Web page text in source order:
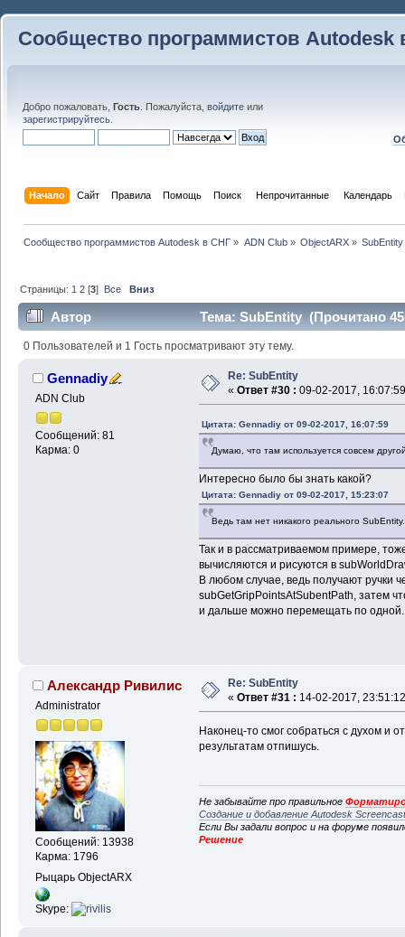
Сообщество программистов Autodesk
Добро пожаловать, Гость . Пожалуйста, войдите или
зарегистрируйтесь
Начало Сайт Правила Помощь Поиск Непрочитанные Календарь
Сообщество программистов Autodesk в СНГ » ADN Club» ObjectARX» SubEntity
Страницы: 1 2 [3] Все Вниз
Автор Тема: SubEntity (Прочитано
0 Пользователей и 1 Гость просматривают эту тему.
Gennadiy
ADN Club
Сообщений: 81
Карма: 0
Re: SubEntity
« Ответ #30 : 09-02-2017,
Цитата: Gennadiy от 09-02-2017, 16:07:59
Думаю, что там используется совсем
Интересно было бы знать какой?
Цитата: Gennadiy от 09-02-2017, 15:23:07
Ведь там нет никакого реального SubEntity.
Так и в рассматриваемом примере,
вычисляются и рисуются в
В любом случае, ведь получают ручки
subGetGripPointsAtSubentPath, затем
и дальше можно перемещать по одной.
Александр Ривилис
Administrator
Сообщений: 13938
Карма: 1796
Рыцарь ObjectARX
Skype:
Re: SubEntity
« Ответ #31 : 14-02-2017,
Наконец-то смог собраться с духом и
результатам отпишусь.
Не забывайте про правильное
Создание и добавление Autodesk
Если Вы задали вопрос и на форуме
Решение